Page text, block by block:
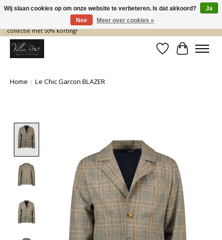
De nieuwe collectie komt eraan… en wij maken ruimte! Shop nu de zomer
collectie met 50% korting!
Verlanglijst
Home / Le Chic Garcon BLAZER
Wij slaan cookies op om onze website te verbeteren. Is dat akkoord?
Ja
Nee
Meer over cookies »